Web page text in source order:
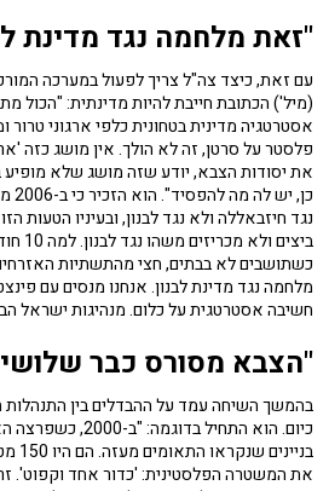
"זאת מלחמה נגד מדינת
עם זאת, כיצד צה"ל צריך לפעול במערכה
(מיל') הכתובת חייבת להיות מדינתית: "הכול
אסטרטגיה מדינית בטחונית כלפי ארגוני טרור
פלסטר על סרטן, זה לא הולך. אין מושג כזה
את יסודות הצבא, יודע שזה מושג שלא מופיע
נגד חיזבאללה ולא נגד לבנון, ובעיניו הטעות
ביצים
כשתושבים לא בבתים, חצי מהתשתיות
מלחמה נגד מדינת לבנון. אנחנו מנסים עם
חשיבה אסטרטגית על כלום. מנהיגות ישראל
"הצבא מסורס כבר
בהמשך השיחה עמד על ההבדלים בין
כיום. הוא התחיל
את המשטרה הפלסטינית: 'כדור אחד וקפוט'.